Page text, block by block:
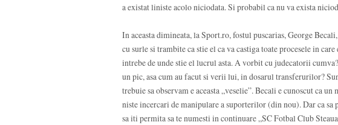
a existat liniste acolo niciodata. Si probabil ca nu va exista
In aceasta dimineata, la Sport.ro, fostul puscarias, George
cu surle si trambite ca stie el ca va castiga toate procesele in
intrebe de unde stie el lucrul asta. A vorbit cu judecatorii
un pic, asa cum au facut si verii lui, in dosarul transferurilor?
trebuie sa observam e aceasta „veselie”. Becali e cunoscut ca
niste incercari de manipulare a suporterilor (din nou). Dar ca
sa iti permita sa te numesti in continuare „SC Fotbal Club